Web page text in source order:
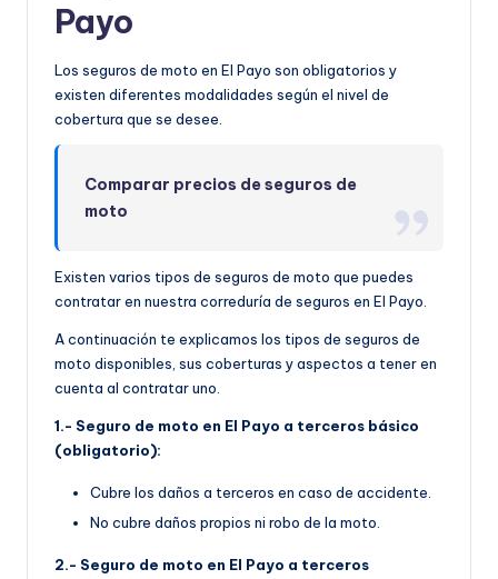
Payo
Los seguros de moto en El Payo son obligatorios y
existen diferentes modalidades según el nivel de
cobertura que se desee.
Comparar precios de seguros de
moto
Existen varios tipos de seguros de moto que puedes
contratar en nuestra correduría de seguros en El Payo.
A continuación te explicamos los tipos de seguros de
moto disponibles, sus coberturas y aspectos a tener en
cuenta al contratar uno.
1.- Seguro de moto en El Payo a terceros básico
(obligatorio):
Cubre los daños a terceros en caso de accidente.
No cubre daños propios ni robo de la moto.
2.- Seguro de moto en El Payo a terceros